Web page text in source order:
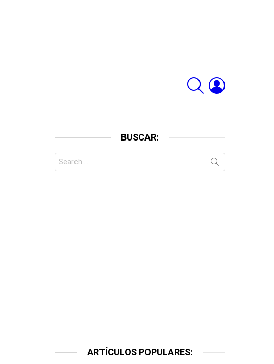
SEARCH
BUSCAR:
for:
ARTÍCULOS POPULARES: